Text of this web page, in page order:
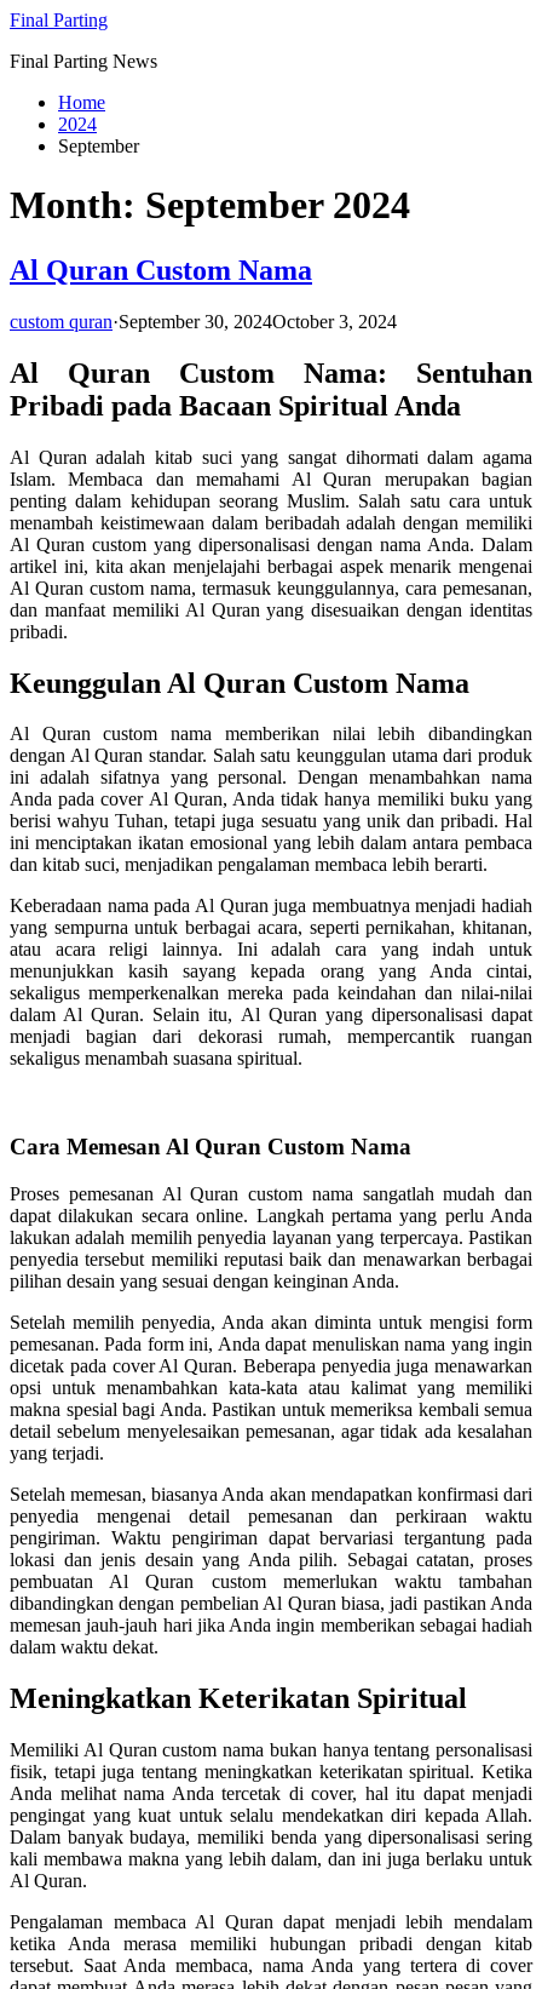
Skip
content
Final Parting
Final Parting News
Home
2024
September
Month: September 2024
Al Quran Custom Nama
custom quran·September 30, 2024October 3, 2024
Al Quran Custom Nama: Sentuhan
Pribadi pada Bacaan Spiritual Anda
Al Quran adalah kitab suci yang sangat dihormati dalam agama
Islam. Membaca dan memahami Al Quran merupakan bagian
penting dalam kehidupan seorang Muslim. Salah satu cara untuk
menambah keistimewaan dalam beribadah adalah dengan memiliki
Al Quran custom yang dipersonalisasi dengan nama Anda. Dalam
artikel ini, kita akan menjelajahi berbagai aspek menarik mengenai
Al Quran custom nama, termasuk keunggulannya, cara pemesanan,
dan manfaat memiliki Al Quran yang disesuaikan dengan identitas
pribadi.
Keunggulan Al Quran Custom Nama
Al Quran custom nama memberikan nilai lebih dibandingkan
dengan Al Quran standar. Salah satu keunggulan utama dari produk
ini adalah sifatnya yang personal. Dengan menambahkan nama
Anda pada cover Al Quran, Anda tidak hanya memiliki buku yang
berisi wahyu Tuhan, tetapi juga sesuatu yang unik dan pribadi. Hal
ini menciptakan ikatan emosional yang lebih dalam antara pembaca
dan kitab suci, menjadikan pengalaman membaca lebih berarti.
Keberadaan nama pada Al Quran juga membuatnya menjadi hadiah
yang sempurna untuk berbagai acara, seperti pernikahan, khitanan,
atau acara religi lainnya. Ini adalah cara yang indah untuk
menunjukkan kasih sayang kepada orang yang Anda cintai,
sekaligus memperkenalkan mereka pada keindahan dan nilai-nilai
dalam Al Quran. Selain itu, Al Quran yang dipersonalisasi dapat
menjadi bagian dari dekorasi rumah, mempercantik ruangan
sekaligus menambah suasana spiritual.
Cara Memesan Al Quran Custom Nama
Proses pemesanan Al Quran custom nama sangatlah mudah dan
dapat dilakukan secara online. Langkah pertama yang perlu Anda
lakukan adalah memilih penyedia layanan yang terpercaya. Pastikan
penyedia tersebut memiliki reputasi baik dan menawarkan berbagai
pilihan desain yang sesuai dengan keinginan Anda.
Setelah memilih penyedia, Anda akan diminta untuk mengisi form
pemesanan. Pada form ini, Anda dapat menuliskan nama yang ingin
dicetak pada cover Al Quran. Beberapa penyedia juga menawarkan
opsi untuk menambahkan kata-kata atau kalimat yang memiliki
makna spesial bagi Anda. Pastikan untuk memeriksa kembali semua
detail sebelum menyelesaikan pemesanan, agar tidak ada kesalahan
yang terjadi.
Setelah memesan, biasanya Anda akan mendapatkan konfirmasi dari
penyedia mengenai detail pemesanan dan perkiraan waktu
pengiriman. Waktu pengiriman dapat bervariasi tergantung pada
lokasi dan jenis desain yang Anda pilih. Sebagai catatan, proses
pembuatan Al Quran custom memerlukan waktu tambahan
dibandingkan dengan pembelian Al Quran biasa, jadi pastikan Anda
memesan jauh-jauh hari jika Anda ingin memberikan sebagai hadiah
dalam waktu dekat.
Meningkatkan Keterikatan Spiritual
Memiliki Al Quran custom nama bukan hanya tentang personalisasi
fisik, tetapi juga tentang meningkatkan keterikatan spiritual. Ketika
Anda melihat nama Anda tercetak di cover, hal itu dapat menjadi
pengingat yang kuat untuk selalu mendekatkan diri kepada Allah.
Dalam banyak budaya, memiliki benda yang dipersonalisasi sering
kali membawa makna yang lebih dalam, dan ini juga berlaku untuk
Al Quran.
Pengalaman membaca Al Quran dapat menjadi lebih mendalam
ketika Anda merasa memiliki hubungan pribadi dengan kitab
tersebut. Saat Anda membaca, nama Anda yang tertera di cover